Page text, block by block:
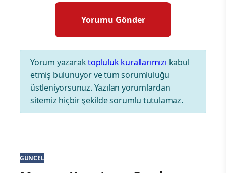
Yorum yazaraktopluluk kurallarımızı kabul
etmiş bulunuyor ve tüm sorumluluğu
üstleniyorsunuz. Yazılan yorumlardan
sitemiz hiçbir şekilde sorumlu tutulamaz.
GÜNCEL